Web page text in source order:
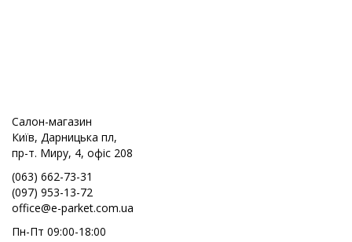
Салон-магазин
Київ, Дарницька пл,
пр-т. Миру, 4, офіс 208
(063) 662-73-31
(097) 953-13-72
office@e-parket.com.ua
Пн-Пт 09:00-18:00